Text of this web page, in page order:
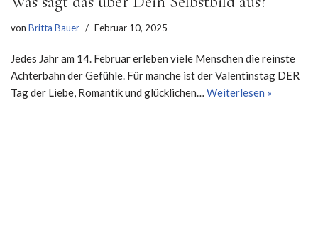
von Britta Bauer Februar 10, 2025
Jedes Jahr am 14. Februar erleben viele Menschen die reinste
Achterbahn der Gefühle. Für manche ist der Valentinstag DER
Tag der Liebe, Romantik und glücklichen… Weiterlesen »